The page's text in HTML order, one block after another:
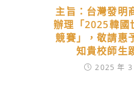
主旨：台灣發明
辦理「2025韓國
競賽」，敬請惠
知貴校師生
2025 年 3